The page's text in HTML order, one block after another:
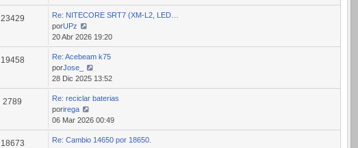
último
mensaje
23429
Re: NITECORE SRT7 (XM-L2, LED…
porUPz
Ver
último
mensaje
20 Abr 2026 19:20
19458
Re: Acebeam k75
porJose_
Ver
último
mensaje
28 Dic 2025 13:52
2789
Re: reciclar baterias
porirega
Ver
último
mensaje
06 Mar 2026 00:49
18673
Re: Cambio 14650 por 18650.